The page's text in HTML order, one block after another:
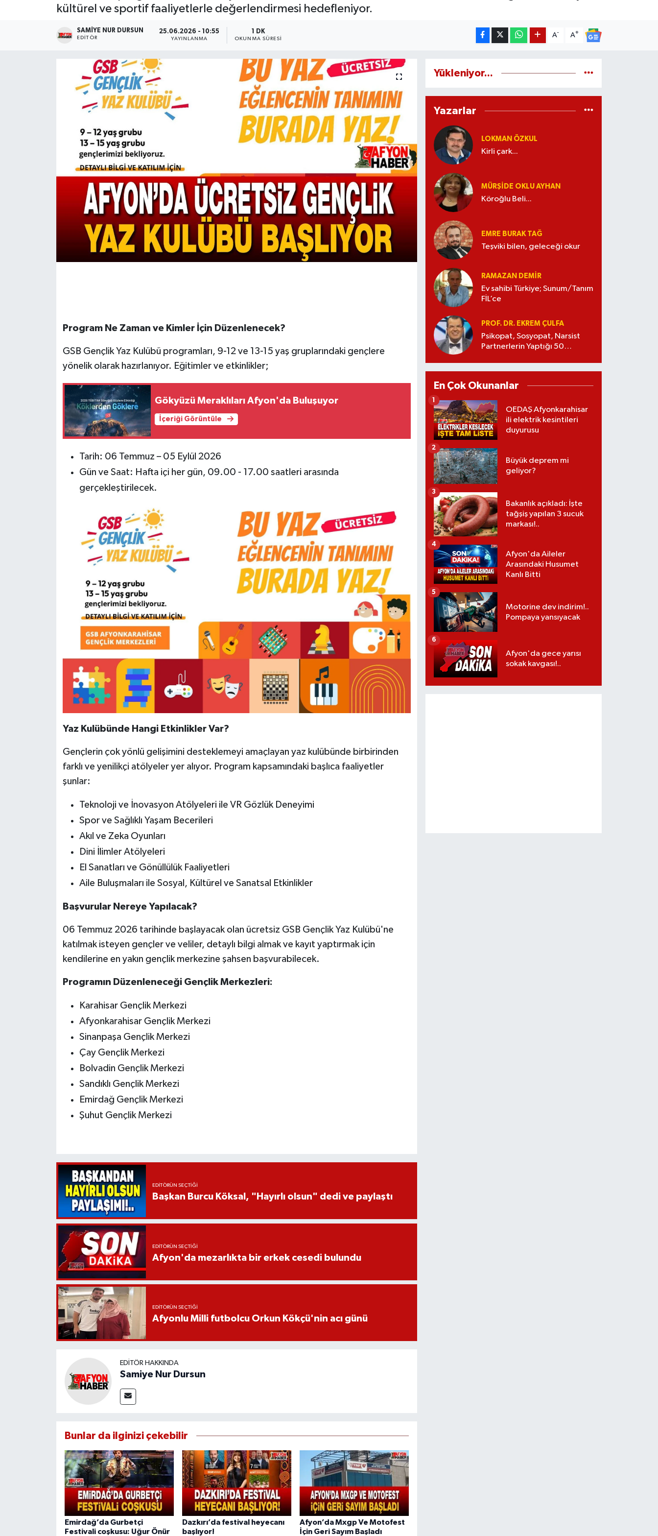
kültürel ve sportif faaliyetlerle değerlendirmesi hedefleniyor.
SAMIYE NUR DURSUN
EDITÖR
25.06.2026 - 10:55
YAYINLANMA
1 DK
OKUNMA SÜRESI
A- A+
Program Ne Zaman ve Kimler İçin Düzenlenecek?
GSB Gençlik Yaz Kulübü programları, 9-12 ve 13-15 yaş gruplarındaki gençlere
yönelik olarak hazırlanıyor. Eğitimler ve etkinlikler;
Gökyüzü Meraklıları Afyon'da Buluşuyor
İçeriği Görüntüle
Tarih: 06 Temmuz – 05 Eylül 2026
Gün ve Saat: Hafta içi her gün, 09.00 - 17.00 saatleri arasında
gerçekleştirilecek.
Yaz Kulübünde Hangi Etkinlikler Var?
Gençlerin çok yönlü gelişimini desteklemeyi amaçlayan yaz kulübünde birbirinden
farklı ve yenilikçi atölyeler yer alıyor. Program kapsamındaki başlıca faaliyetler
şunlar:
Teknoloji ve İnovasyon Atölyeleri ile VR Gözlük Deneyimi
Spor ve Sağlıklı Yaşam Becerileri
Akıl ve Zeka Oyunları
Dini İlimler Atölyeleri
El Sanatları ve Gönüllülük Faaliyetleri
Aile Buluşmaları ile Sosyal, Kültürel ve Sanatsal Etkinlikler
Başvurular Nereye Yapılacak?
06 Temmuz 2026 tarihinde başlayacak olan ücretsiz GSB Gençlik Yaz Kulübü'ne
katılmak isteyen gençler ve veliler, detaylı bilgi almak ve kayıt yaptırmak için
kendilerine en yakın gençlik merkezine şahsen başvurabilecek.
Programın Düzenleneceği Gençlik Merkezleri:
Karahisar Gençlik Merkezi
Afyonkarahisar Gençlik Merkezi
Sinanpaşa Gençlik Merkezi
Çay Gençlik Merkezi
Bolvadin Gençlik Merkezi
Sandıklı Gençlik Merkezi
Emirdağ Gençlik Merkezi
Şuhut Gençlik Merkezi
EDITÖRÜN SEÇTIĞI
Başkan Burcu Köksal, "Hayırlı olsun" dedi ve paylaştı
EDITÖRÜN SEÇTIĞI
Afyon'da mezarlıkta bir erkek cesedi bulundu
EDITÖRÜN SEÇTIĞI
Afyonlu Milli futbolcu Orkun Kökçü'nin acı günü
EDITÖR HAKKINDA
Samiye Nur Dursun
Bunlar da ilginizi çekebilir
Emirdağ’da Gurbetçi
Festivali coşkusu: Uğur Önür
Dazkırı’da festival heyecanı
başlıyor!
Afyon’da Mxgp Ve Motofest
İçin Geri Sayım Başladı
Yükleniyor...
Yazarlar
LOKMAN ÖZKUL
Kirli çark...
MÜRŞIDE OKLU AYHAN
Köroğlu Beli...
EMRE BURAK TAĞ
Teşviki bilen, geleceği okur
RAMAZAN DEMİR
Ev sahibi Türkiye; Sunum/Tanım
FİL’ce
PROF. DR. EKREM ÇULFA
Psikopat, Sosyopat, Narsist
Partnerlerin Yaptığı 50
En Çok Okunanlar
OEDAŞ Afyonkarahisar
ili elektrik kesintileri
duyurusu
1
Büyük deprem mi
geliyor?
2
Bakanlık açıkladı: İşte
tağşiş yapılan 3 sucuk
markası!..
3
Afyon'da Aileler
Arasındaki Husumet
Kanlı Bitti
4
Motorine dev indirim!..
Pompaya yansıyacak
5
Afyon'da gece yarısı
sokak kavgası!..
6